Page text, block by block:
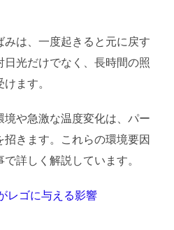
みは、一度起きると元に戻す
日光だけでなく、長時間の照
ます。
や急激な温度変化は、パー
きます。これらの環境要因
詳しく解説しています。
レゴに与える影響